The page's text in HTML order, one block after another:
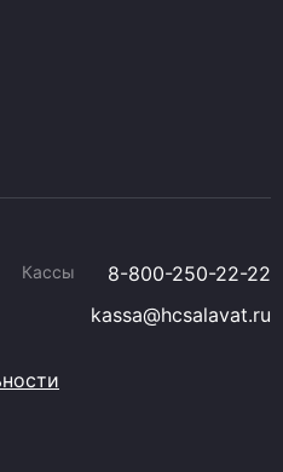
Кассы
8-800-250-22-22
kassa@hcsalavat.ru